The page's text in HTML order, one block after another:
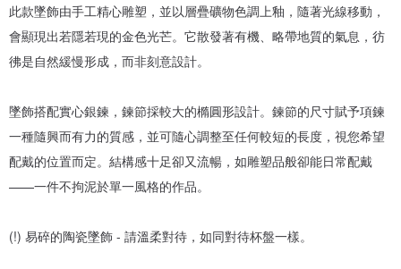
此款墜飾由手工精心雕塑，並以層疊礦物色調上釉，隨著光線移動，
會顯現出若隱若現的金色光芒。它散發著有機、略帶地質的氣息，彷
彿是自然緩慢形成，而非刻意設計。
墜飾搭配實心銀鍊，鍊節採較大的橢圓形設計。鍊節的尺寸賦予項鍊
一種隨興而有力的質感，並可隨心調整至任何較短的長度，視您希望
配戴的位置而定。結構感十足卻又流暢，如雕塑品般卻能日常配戴
——一件不拘泥於單一風格的作品。
(!) 易碎的陶瓷墜飾 - 請溫柔對待，如同對待杯盤一樣。